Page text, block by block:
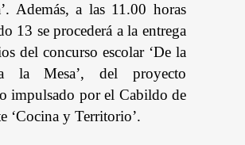
Además, a las 11.00 horas
13 se procederá a la entrega
del concurso escolar ‘De la
la Mesa’, del proyecto
impulsado por el Cabildo de
‘Cocina y Territorio’.